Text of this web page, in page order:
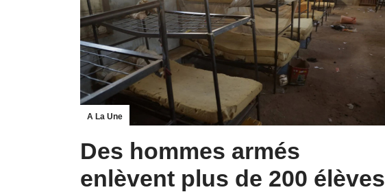
A La Une
Des hommes armés
enlèvent plus de 200 élèves